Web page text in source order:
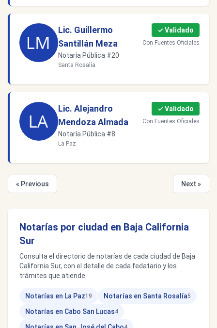
Lic. Guillermo
Santillán Meza
Notaría Pública #20
Santa Rosalía
✓ Validado
Con Fuentes Oficiales
Lic. Alejandro
Mendoza Almada
Notaría Pública #8
La Paz
✓ Validado
Con Fuentes Oficiales
« Previous Next »
Notarías por ciudad en Baja California
Sur
Consulta el directorio de notarías de cada ciudad de Baja
California Sur, con el detalle de cada fedatario y los
trámites que atiende.
Notarías en La Paz19 Notarías en Santa Rosalía5
Notarías en Cabo San Lucas4